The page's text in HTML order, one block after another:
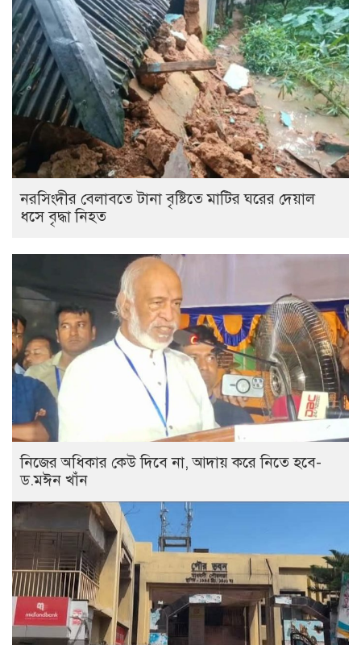
নরসিংদীর বেলাবতে টানা বৃষ্টিতে মাটির ঘরের দেয়াল
ধসে বৃদ্ধা নিহত
নিজের অধিকার কেউ দিবে না, আদায় করে নিতে হবে-
ড.মঈন খাঁন